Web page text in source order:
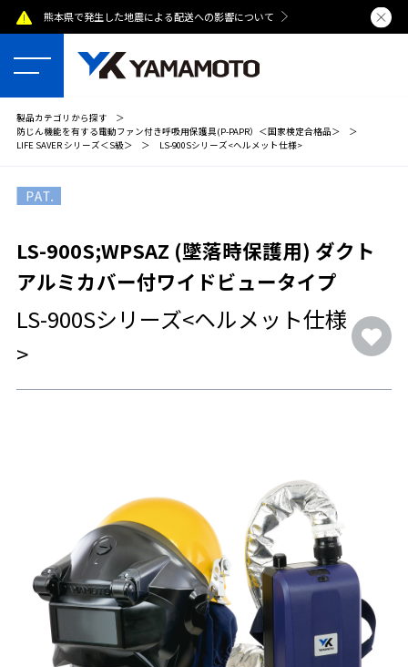
熊本県で発生した地震による配送への影響について 夏季休業
製品カテゴリから探す
＞
防じん機能を有する電動ファン付き呼吸用保護具(P-PAPR）＜国家検定合格品＞
＞
LIFE SAVER シリーズ＜S級＞
＞ LS-900Sシリーズ<ヘルメット仕様>
LS-900S;WPSAZ (墜落時保護用) ダクト
アルミカバー付ワイドビュータイプ
LS-900Sシリーズ<ヘルメット仕様
>